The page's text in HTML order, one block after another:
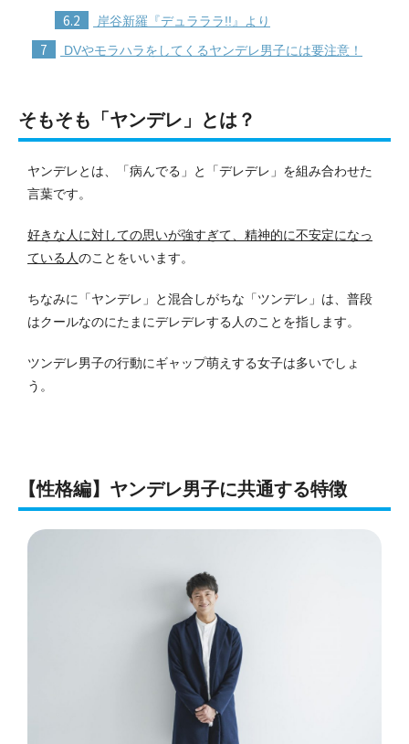
6.2 岸谷新羅『デュラララ!!』より
7 DVやモラハラをしてくるヤンデレ男子には要注意！
そもそも「ヤンデレ」とは？
ヤンデレとは、「病んでる」と「デレデレ」を組み合わせた
言葉です。
好きな人に対しての思いが強すぎて、精神的に不安定になっ
ている人のことをいいます。
ちなみに「ヤンデレ」と混合しがちな「ツンデレ」は、普段
はクールなのにたまにデレデレする人のことを指します。
ツンデレ男子の行動にギャップ萌えする女子は多いでしょ
う。
【性格編】ヤンデレ男子に共通する特徴